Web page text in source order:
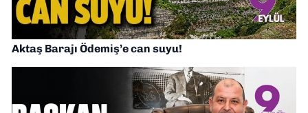
Aktaş Barajı Ödemiş’e can suyu!